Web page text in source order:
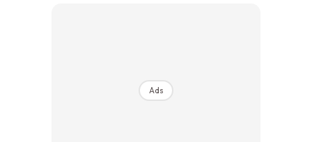
Ads